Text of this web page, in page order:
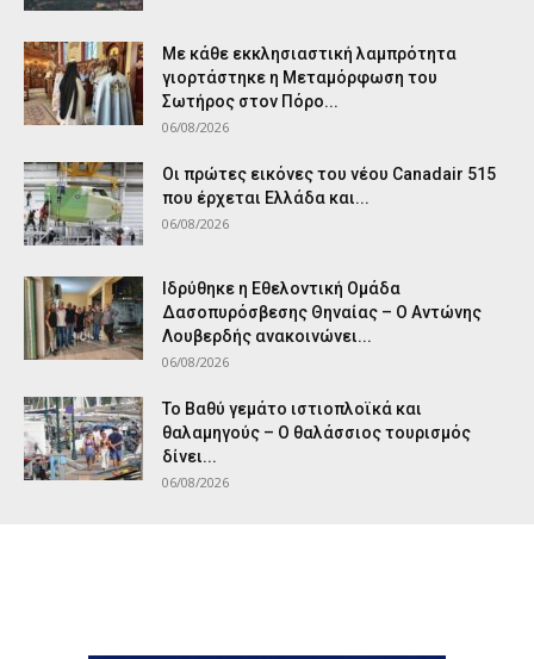
Με κάθε εκκλησιαστική λαμπρότητα
γιορτάστηκε η Μεταμόρφωση του
Σωτήρος στον Πόρο...
06/08/2026
Οι πρώτες εικόνες του νέου Canadair 515
που έρχεται Ελλάδα και...
06/08/2026
Ιδρύθηκε η Εθελοντική Ομάδα
Δασοπυρόσβεσης Θηναίας – Ο Αντώνης
Λουβερδής ανακοινώνει...
06/08/2026
Το Βαθύ γεμάτο ιστιοπλοϊκά και
θαλαμηγούς – Ο θαλάσσιος τουρισμός
δίνει...
06/08/2026